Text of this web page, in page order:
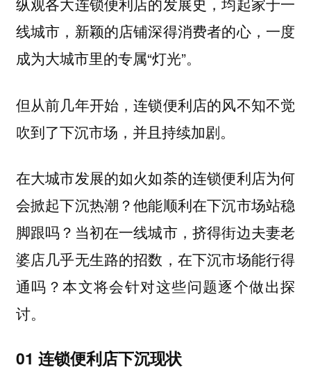
线城市，新颖的店铺深得消费者的心，一度
成为大城市里的专属“灯光”。
但从前几年开始，连锁便利店的风不知不觉
吹到了下沉市场，并且持续加剧。
在大城市发展的如火如荼的连锁便利店为何
会掀起下沉热潮？他能顺利在下沉市场站稳
脚跟吗？当初在一线城市，挤得街边夫妻老
婆店几乎无生路的招数，在下沉市场能行得
通吗？本文将会针对这些问题逐个做出探
讨。
01 连锁便利店下沉现状